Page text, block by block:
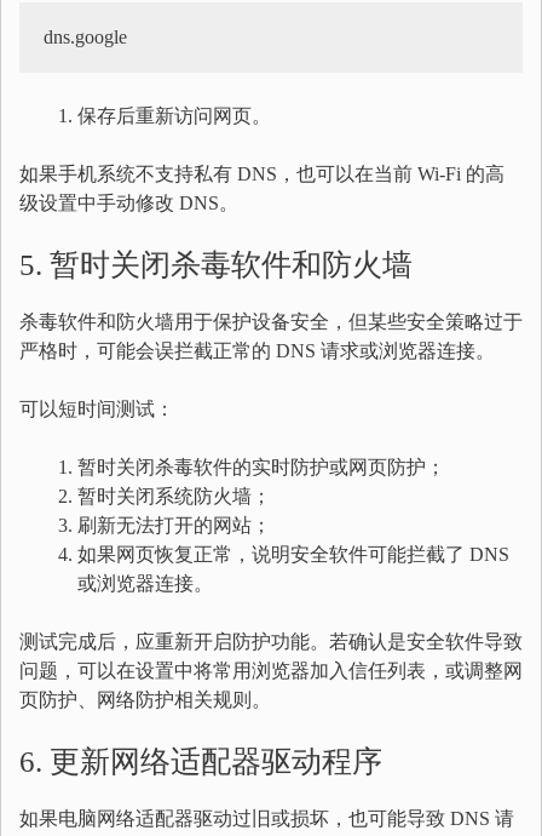
dns.google
保存后重新访问网页。
如果手机系统不支持私有 DNS，也可以在当前 Wi-Fi 的高
级设置中手动修改 DNS。
5. 暂时关闭杀毒软件和防火墙
杀毒软件和防火墙用于保护设备安全，但某些安全策略过于
严格时，可能会误拦截正常的 DNS 请求或浏览器连接。
可以短时间测试：
暂时关闭杀毒软件的实时防护或网页防护；
暂时关闭系统防火墙；
刷新无法打开的网站；
如果网页恢复正常，说明安全软件可能拦截了 DNS
或浏览器连接。
测试完成后，应重新开启防护功能。若确认是安全软件导致
问题，可以在设置中将常用浏览器加入信任列表，或调整网
页防护、网络防护相关规则。
6. 更新网络适配器驱动程序
如果电脑网络适配器驱动过旧或损坏，也可能导致 DNS 请